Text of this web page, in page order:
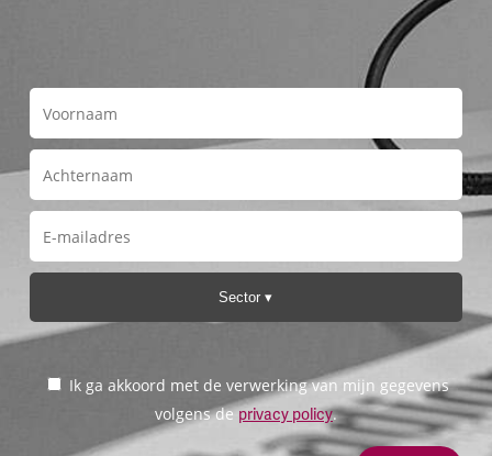
Sector
Ik ga akkoord met de verwerking van mijn gegevens
volgens deprivacy policy.